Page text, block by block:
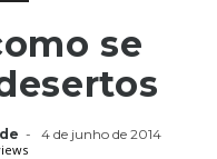
se
-
4 de junho de 2014